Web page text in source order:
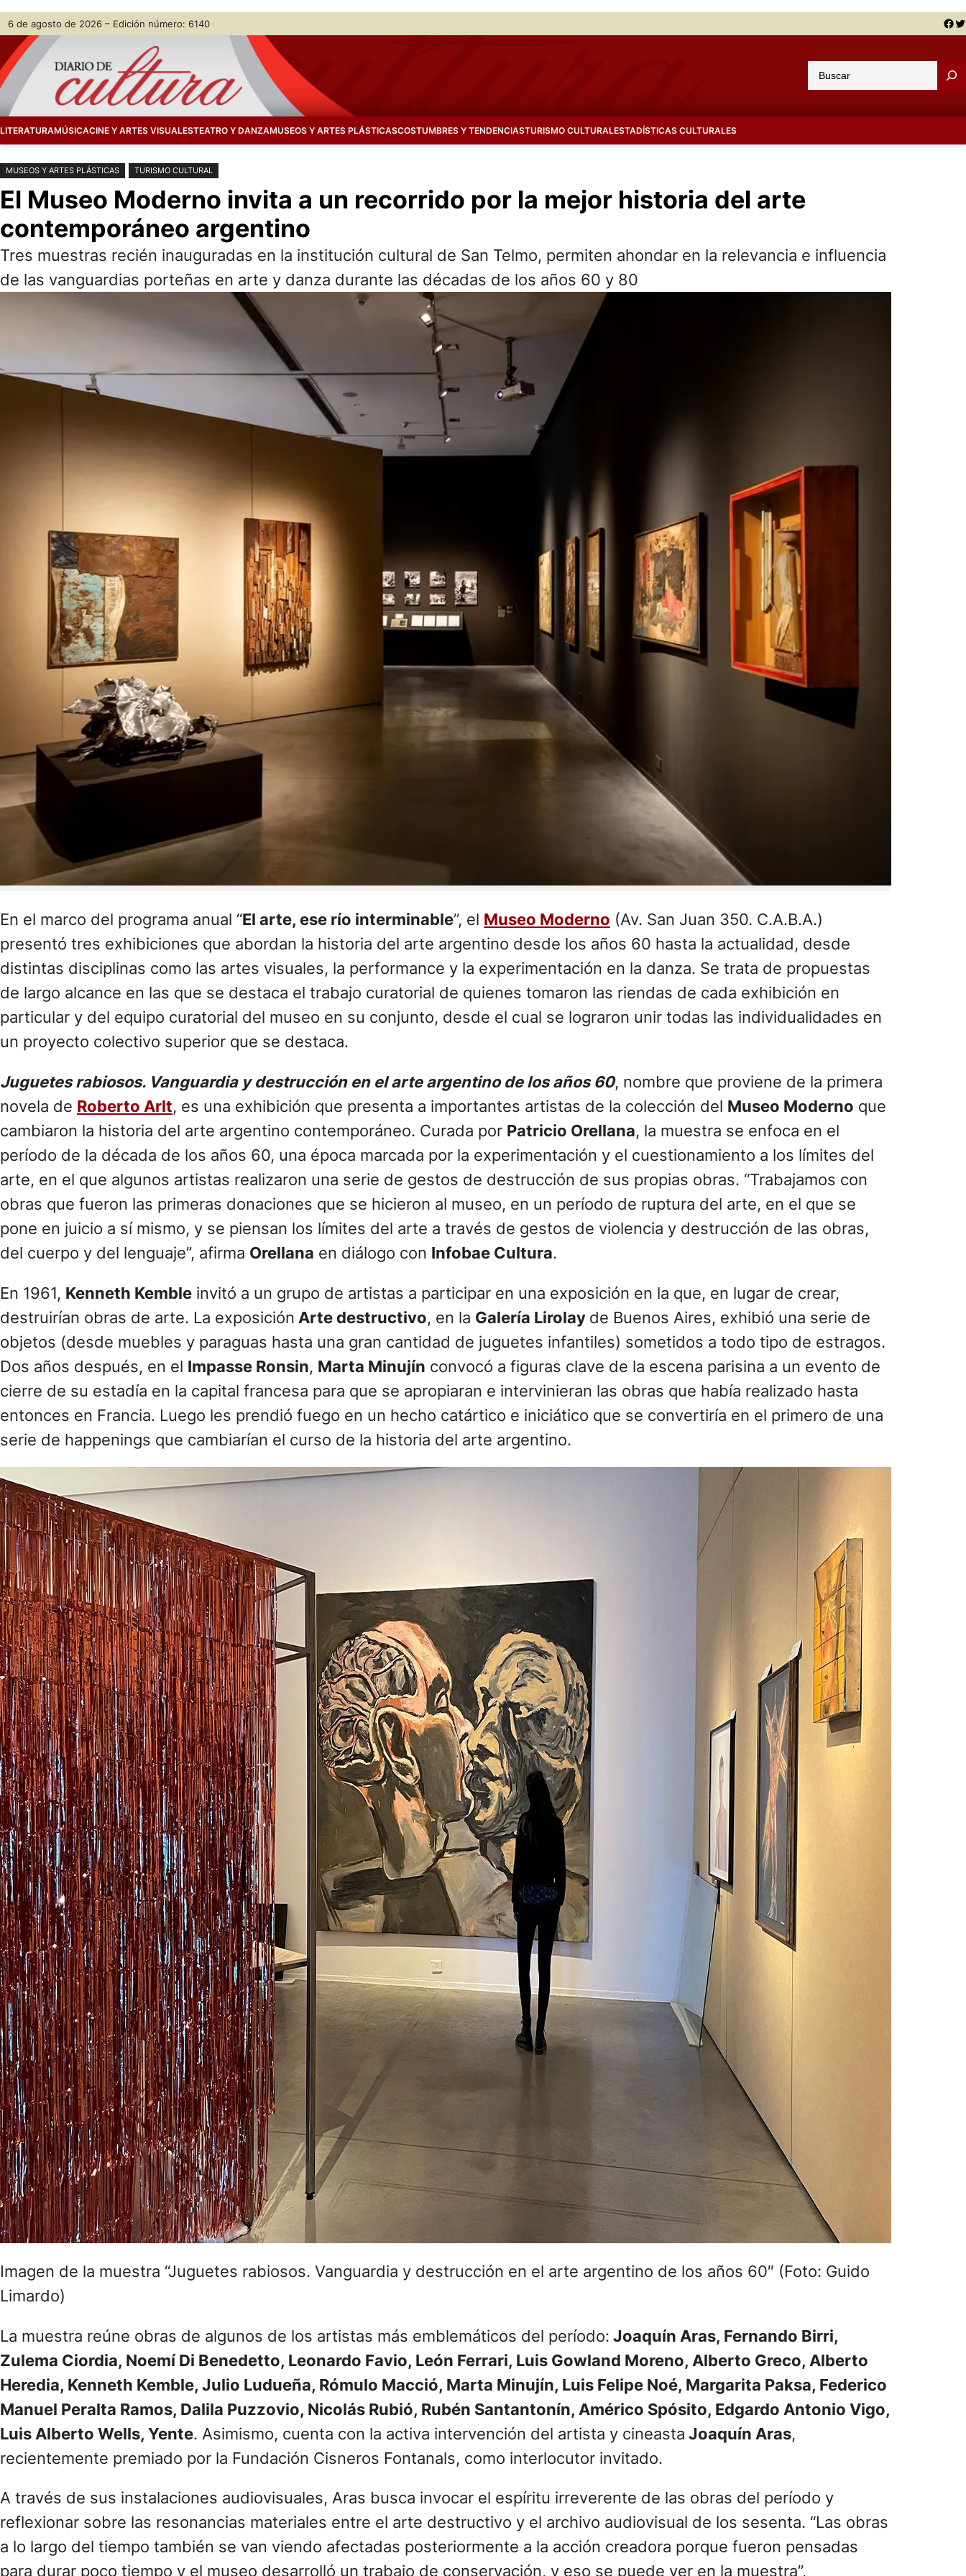
Saltar
contenido
Skip
content
6 de agosto de 2026 – Edición número: 6140 Facebook Twitter
u
a
LITERATURAMÚSICACINE Y ARTES VISUALESTEATRO Y DANZAMUSEOS Y ARTES PLÁSTICASCOSTUMBRES Y TENDENCIASTURISMO CULTURALESTADÍSTICAS CULTURALES
MUSEOS Y ARTES PLÁSTICAS TURISMO CULTURAL
El Museo Moderno invita a un recorrido por la mejor historia del arte
contemporáneo argentino
Tres muestras recién inauguradas en la institución cultural de San Telmo, permiten ahondar en la relevancia e influencia
de las vanguardias porteñas en arte y danza durante las décadas de los años 60 y 80
En el marco del programa anual “El arte, ese río interminable”, el Museo Moderno (Av. San Juan 350. C.A.B.A.)
presentó tres exhibiciones que abordan la historia del arte argentino desde los años 60 hasta la actualidad, desde
distintas disciplinas como las artes visuales, la performance y la experimentación en la danza. Se trata de propuestas
de largo alcance en las que se destaca el trabajo curatorial de quienes tomaron las riendas de cada exhibición en
particular y del equipo curatorial del museo en su conjunto, desde el cual se lograron unir todas las individualidades en
un proyecto colectivo superior que se destaca.
Juguetes rabiosos. Vanguardia y destrucción en el arte argentino de los años 60, nombre que proviene de la primera
novela de Roberto Arlt, es una exhibición que presenta a importantes artistas de la colección del Museo Moderno que
cambiaron la historia del arte argentino contemporáneo. Curada por Patricio Orellana, la muestra se enfoca en el
período de la década de los años 60, una época marcada por la experimentación y el cuestionamiento a los límites del
arte, en el que algunos artistas realizaron una serie de gestos de destrucción de sus propias obras. “Trabajamos con
obras que fueron las primeras donaciones que se hicieron al museo, en un período de ruptura del arte, en el que se
pone en juicio a sí mismo, y se piensan los límites del arte a través de gestos de violencia y destrucción de las obras,
del cuerpo y del lenguaje”, afirma Orellana en diálogo con Infobae Cultura.
En 1961, Kenneth Kemble invitó a un grupo de artistas a participar en una exposición en la que, en lugar de crear,
destruirían obras de arte. La exposición Arte destructivo, en la Galería Lirolay de Buenos Aires, exhibió una serie de
objetos (desde muebles y paraguas hasta una gran cantidad de juguetes infantiles) sometidos a todo tipo de estragos.
Dos años después, en el Impasse Ronsin, Marta Minujín convocó a figuras clave de la escena parisina a un evento de
cierre de su estadía en la capital francesa para que se apropiaran e intervinieran las obras que había realizado hasta
entonces en Francia. Luego les prendió fuego en un hecho catártico e iniciático que se convertiría en el primero de una
serie de happenings que cambiarían el curso de la historia del arte argentino.
Imagen de la muestra “Juguetes rabiosos. Vanguardia y destrucción en el arte argentino de los años 60″ (Foto: Guido
Limardo)
La muestra reúne obras de algunos de los artistas más emblemáticos del período: Joaquín Aras, Fernando Birri,
Zulema Ciordia, Noemí Di Benedetto, Leonardo Favio, León Ferrari, Luis Gowland Moreno, Alberto Greco, Alberto
Heredia, Kenneth Kemble, Julio Ludueña, Rómulo Macció, Marta Minujín, Luis Felipe Noé, Margarita Paksa, Federico
Manuel Peralta Ramos, Dalila Puzzovio, Nicolás Rubió, Rubén Santantonín, Américo Spósito, Edgardo Antonio Vigo,
Luis Alberto Wells, Yente. Asimismo, cuenta con la activa intervención del artista y cineasta Joaquín Aras,
recientemente premiado por la Fundación Cisneros Fontanals, como interlocutor invitado.
A través de sus instalaciones audiovisuales, Aras busca invocar el espíritu irreverente de las obras del período y
reflexionar sobre las resonancias materiales entre el arte destructivo y el archivo audiovisual de los sesenta. “Las obras
a lo largo del tiempo también se van viendo afectadas posteriormente a la acción creadora porque fueron pensadas
para durar poco tiempo y el museo desarrolló un trabajo de conservación, y eso se puede ver en la muestra”,